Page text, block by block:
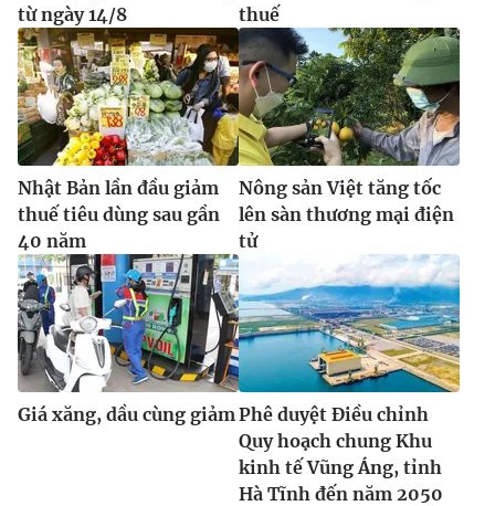
từ ngày 14/8
thuế
Nhật Bản lần đầu giảm
thuế tiêu dùng sau gần
40 năm
Nông sản Việt tăng tốc
lên sàn thương mại điện
tử
Giá xăng, dầu cùng giảm Phê duyệt Điều chỉnh
Quy hoạch chung Khu
kinh tế Vũng Áng, tỉnh
Hà Tĩnh đến năm 2050